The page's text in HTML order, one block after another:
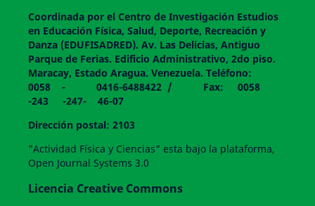
Coordinada por el Centro de Investigación Estudios
en Educación Física, Salud, Deporte, Recreación y
Danza (EDUFISADRED). Av. Las Delicias, Antiguo
Parque de Ferias. Edificio Administrativo, 2do piso.
Maracay, Estado Aragua. Venezuela. Teléfono:
0058 - 0416-6488422 / Fax: 0058
-243 -247- 46-07
Dirección postal: 2103
"Actividad Física y Ciencias" esta bajo la plataforma,
Open Journal Systems 3.0
Licencia Creative Commons